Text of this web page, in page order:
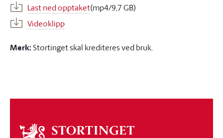
Last ned opptaket(mp4/9,7 GB)
Videoklipp
Merk:Stortinget skal krediteres ved bruk.
Om